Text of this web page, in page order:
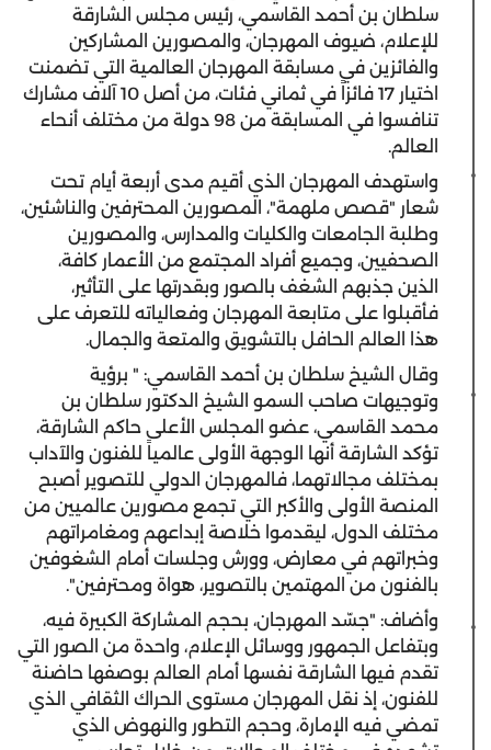
سلطان بن أحمد القاسمي، رئيس مجلس الشارقة
للإعلام، ضيوف المهرجان، والمصورين المشاركين
والفائزين في مسابقة المهرجان العالمية التي تضمنت
اختيار 17 فائزاً في ثماني فئات، من أصل 10 آلاف مشارك
تنافسوا في المسابقة من 98 دولة من مختلف أنحاء
العالم.
واستهدف المهرجان الذي أقيم مدى أربعة أيام تحت
شعار "قصص ملهمة"، المصورين المحترفين والناشئين،
وطلبة الجامعات والكليات والمدارس، والمصورين
الصحفيين، وجميع أفراد المجتمع من الأعمار كافة،
الذين جذبهم الشغف بالصور وبقدرتها على التأثير،
فأقبلوا على متابعة المهرجان وفعالياته للتعرف على
هذا العالم الحافل بالتشويق والمتعة والجمال.
وقال الشيخ سلطان بن أحمد القاسمي: " برؤية
وتوجيهات صاحب السمو الشيخ الدكتور سلطان بن
محمد القاسمي، عضو المجلس الأعلى حاكم الشارقة،
تؤكد الشارقة أنها الوجهة الأولى عالمياً للفنون والآداب
بمختلف مجالاتهما، فالمهرجان الدولي للتصوير أصبح
المنصة الأولى والأكبر التي تجمع مصورين عالميين من
مختلف الدول، ليقدموا خلاصة إبداعهم ومغامراتهم
وخبراتهم في معارض، وورش وجلسات أمام الشغوفين
بالفنون من المهتمين بالتصوير، هواة ومحترفين".
وأضاف: "جسّد المهرجان، بحجم المشاركة الكبيرة فيه،
وبتفاعل الجمهور ووسائل الإعلام، واحدة من الصور التي
تقدم فيها الشارقة نفسها أمام العالم بوصفها حاضنة
للفنون، إذ نقل المهرجان مستوى الحراك الثقافي الذي
تمضي فيه الإمارة، وحجم التطور والنهوض الذي